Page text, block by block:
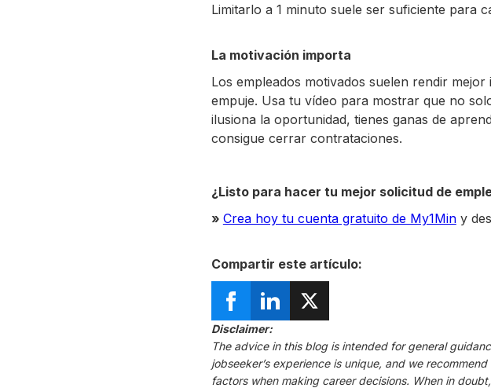
Limitarlo a 1 minuto suele ser suficiente para
La motivación importa
Los empleados motivados suelen rendir
empuje. Usa tu vídeo para mostrar que no
ilusiona la oportunidad, tienes ganas de
consigue cerrar contrataciones.
¿Listo para hacer tu mejor solicitud de
» Crea hoy tu cuenta gratuito de My1Miny
Compartir este artículo:
Disclaimer:
The advice in this blog is intended for general
jobseeker’s experience is unique, and we
factors when making career decisions. When in